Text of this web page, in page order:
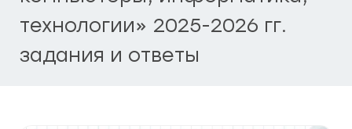
технологии» 2025-2026 гг.
задания и ответы